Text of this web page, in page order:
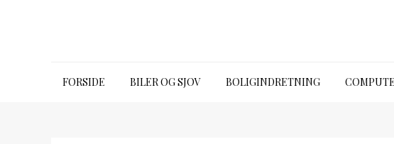
FORSIDE BILER OG SJOV BOLIGINDRETNING